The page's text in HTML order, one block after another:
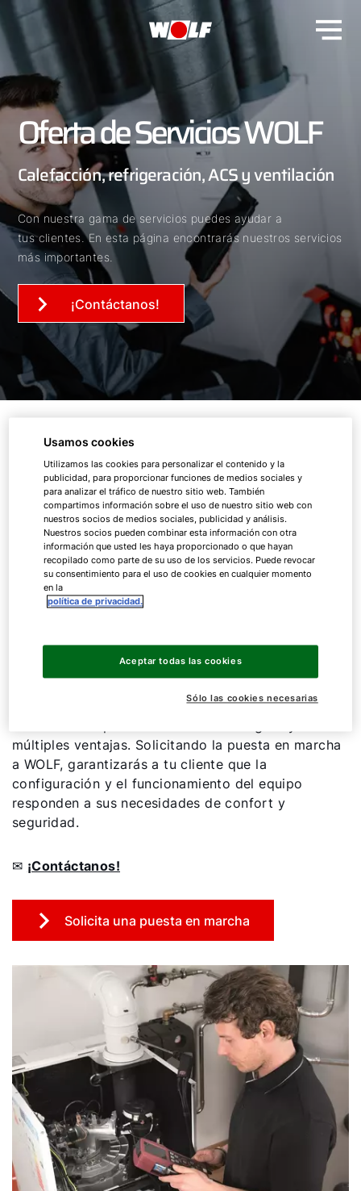
Oferta de Servicios WOLF
Calefacción, refrigeración, ACS y ventilación
Con nuestra gama de servicios puedes ayudar a
tus clientes. En esta página encontrarás nuestros servicios
más importantes.
¡Contáctanos!
Tabla de contenidos
01.
Servicio de puesta en marcha
02.
Servicio de reparaciones
03.
Servicio de mantenimiento
04.
Servicio de configuración
01.Servicio de puesta en marcha
Espacio fiable
múltiples ventajas. Solicitando la puesta en marcha
a WOLF, garantizarás a tu cliente que la
configuración y el funcionamiento del equipo
responden a sus necesidades de confort y
seguridad.
✉ ¡Contáctanos!
Solicita una puesta en marcha
¡Hola!
Servicio al cliente
Herramientas
Important Links
Descargas
Servicio App
Usamos cookies
Utilizamos las cookies para personalizar el contenido y la
publicidad, para proporcionar funciones de medios sociales y
para analizar el tráfico de nuestro sitio web. También
compartimos información sobre el uso de nuestro sitio web con
nuestros socios de medios sociales, publicidad y análisis.
Nuestros socios pueden combinar esta información con otra
información que usted les haya proporcionado o que hayan
recopilado como parte de su uso de los servicios. Puede revocar
su consentimiento para el uso de cookies en cualquier momento
en la
política de privacidad.
Sólo las cookies necesarias
Aceptar todas las cookies